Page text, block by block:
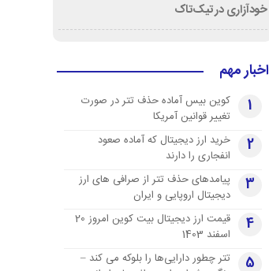
خودآزاری در تیک‌تاک
اخبار مهم
1
کوین بیس آماده حذف تتر در صورت
تغییر قوانین آمریکا
2
خرید ارز دیجیتال که آماده صعود
انفجاری را دارند
3
پیامدهای حذف تتر از صرافی های ارز
دیجیتال اروپایی و ایران
4
قیمت ارز دیجیتال بیت کوین امروز 20
اسفند 1403
5
تتر چطور دارایی‌ها را بلوکه می کند –